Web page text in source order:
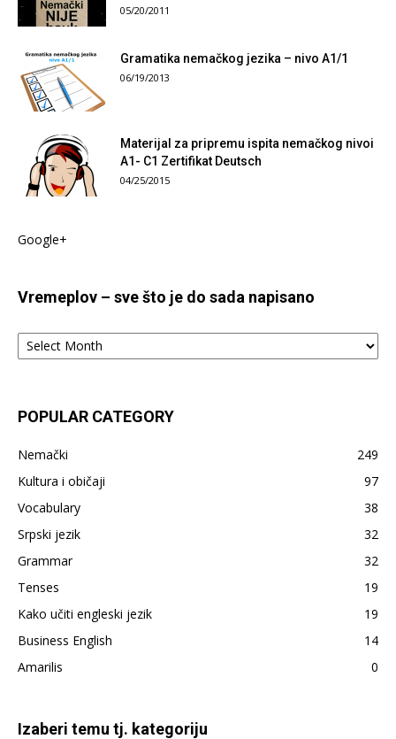
05/20/2011
Gramatika nemačkog jezika – nivo A1/1
06/19/2013
Materijal za pripremu ispita nemačkog nivoi
A1- C1 Zertifikat Deutsch
04/25/2015
Google+
Vremeplov – sve što je do sada napisano
Vremeplov
do
napisano
POPULAR CATEGORY
Nemački
249
Kultura i običaji
97
Vocabulary
38
Srpski jezik
32
Grammar
32
Tenses
19
Kako učiti engleski jezik
19
Business English
14
Amarilis
0
Izaberi temu tj. kategoriju